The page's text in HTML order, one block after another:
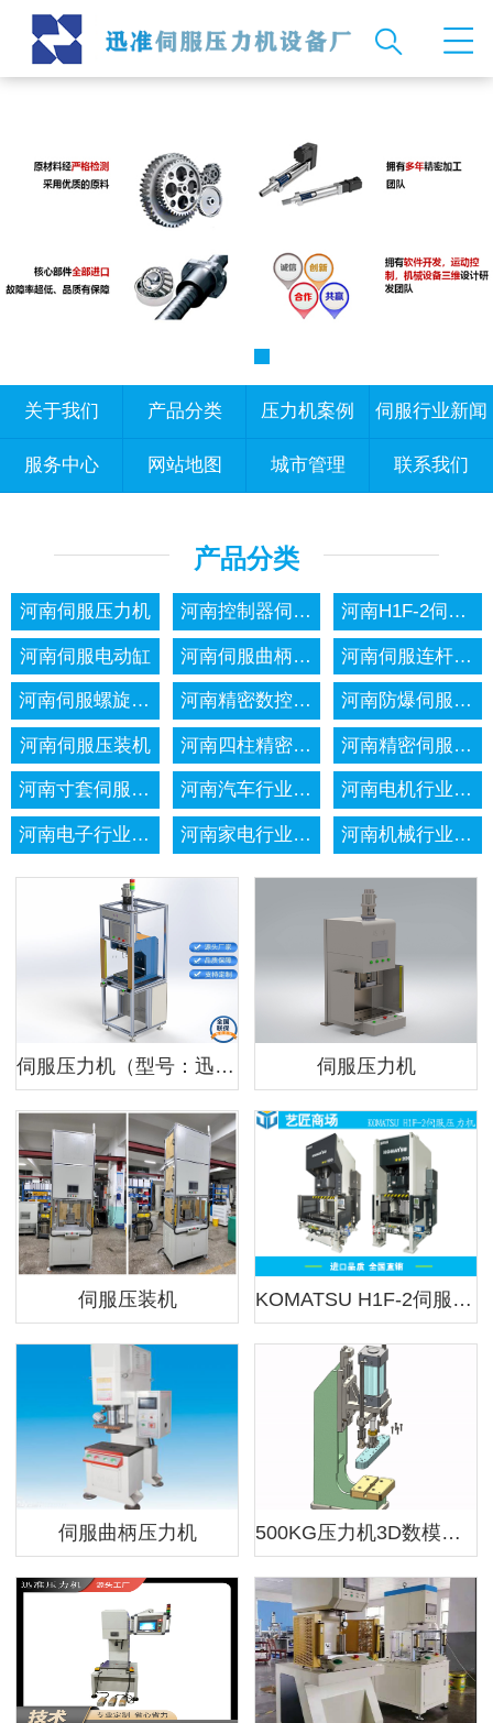
关于我们 产品分类 压力机案例 伺服行业新闻
服务中心 网站地图 城市管理 联系我们
产品分类
河南伺服压力机 河南控制器伺服系统 河南H1F-2伺服压力机
河南伺服电动缸 河南伺服曲柄压力机 河南伺服连杆压力机
河南伺服螺旋压力机 河南精密数控伺服电子压力机 河南防爆伺服压力机
河南伺服压装机 河南四柱精密伺服压力机 河南精密伺服轴承压装机
河南寸套伺服压装机 河南汽车行业应用:压力机 河南电机行业应用:压力机
河南电子行业应用:压力机 河南家电行业应用:压力机 河南机械行业应用:压力机
伺服压力机（型号：迅准3001） 伺服压力机
伺服压装机 KOMATSU H1F-2伺服压力机
伺服曲柄压力机 500KG压力机3D数模图纸